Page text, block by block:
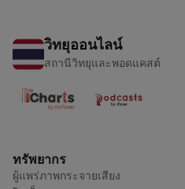
วิทยุออนไลน์
สถานีวิทยุและพอดแคสต์
ทรัพยากร
ผู้แพร่ภาพกระจายเสียง